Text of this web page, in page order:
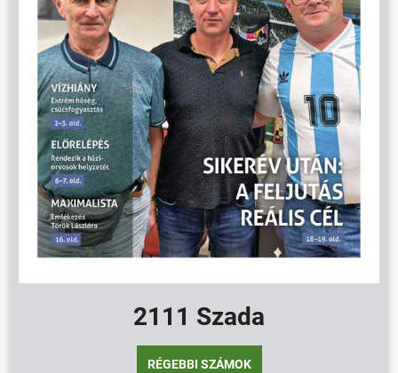
ÖNKORMÁNYZAT
ÜGYINTÉZÉS
KÖZÖSSÉG
HÍREK
VÁLASZTÁSOK
2111 Szada
RÉGEBBI SZÁMOK